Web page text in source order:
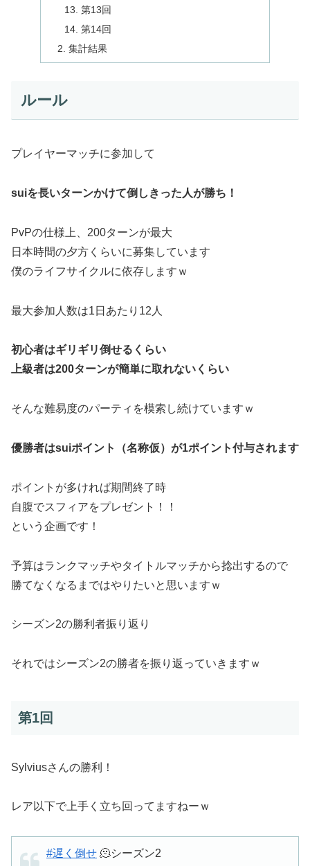
第13回
第14回
集計結果
ルール
プレイヤーマッチに参加して
suiを長いターンかけて倒しきった人が勝ち！
PvPの仕様上、200ターンが最大
日本時間の夕方くらいに募集しています
僕のライフサイクルに依存しますｗ
最大参加人数は1日あたり12人
初心者はギリギリ倒せるくらい
上級者は200ターンが簡単に取れないくらい
そんな難易度のパーティを模索し続けていますｗ
優勝者はsuiポイント（名称仮）が1ポイント付与されます
ポイントが多ければ期間終了時
自腹でスフィアをプレゼント！！
という企画です！
予算はランクマッチやタイトルマッチから捻出するので
勝てなくなるまではやりたいと思いますｗ
シーズン2の勝利者振り返り
それではシーズン2の勝者を振り返っていきますｗ
第1回
Sylviusさんの勝利！
レア以下で上手く立ち回ってますねーｗ
#遅く倒せ 🫠シーズン2